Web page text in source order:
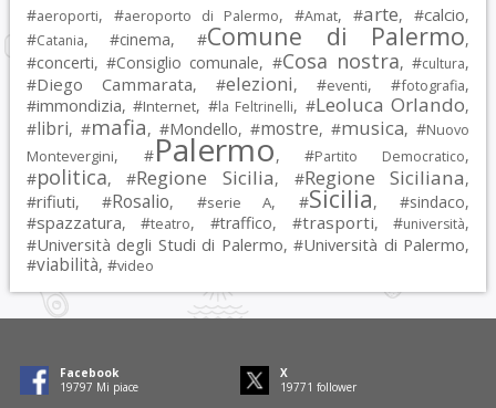
#aeroporti, #aeroporto di Palermo, #Amat, #arte, #calcio,
#Catania, #cinema, #Comune di Palermo,
#concerti, #Consiglio comunale, #Cosa nostra, #cultura,
#Diego Cammarata, #elezioni, #eventi, #fotografia,
#immondizia, #Internet, #la Feltrinelli, #Leoluca Orlando,
#libri, #mafia, #Mondello, #mostre, #musica, #Nuovo
Montevergini, #Palermo, #Partito Democratico,
#politica, #Regione Sicilia, #Regione Siciliana,
#rifiuti, #Rosalio, #serie A, #Sicilia, #sindaco,
#spazzatura, #teatro, #traffico, #trasporti, #università,
#Università degli Studi di Palermo, #Università di Palermo,
#viabilità, #video
Facebook
19797 Mi piace
X
19771 follower